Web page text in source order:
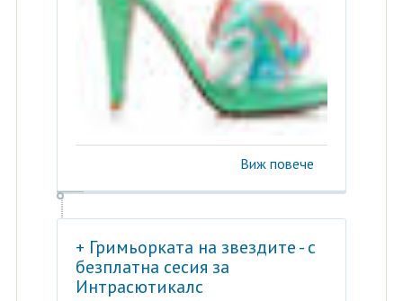
Виж повече
+ Гримьорката на звездите - с
безплатна сесия за
Интрасютикалс